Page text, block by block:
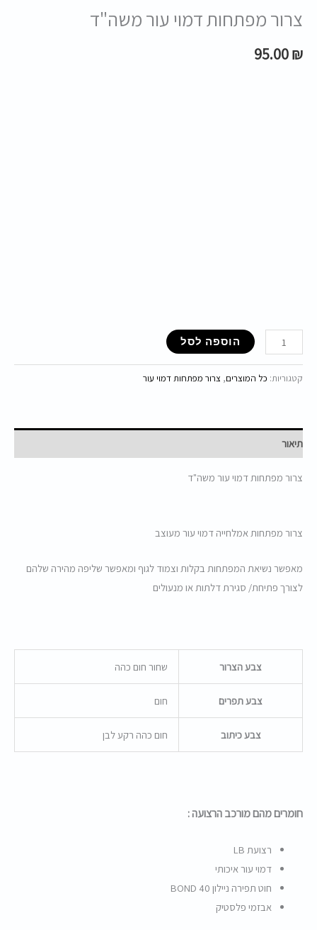
צרור מפתחות דמוי עור משה"ד
95.00₪
הוספה לסל
קטגוריות: כל המוצרים, צרור מפתחות דמוי עור
תיאור
צרור מפתחות דמוי עור משה"ד
צרור מפתחות אמלחייה דמוי עור מעוצב
מאפשר נשיאת המפתחות בקלות וצמוד לגוף ומאפשר שליפה מהירה שלהם
לצורך פתיחת/ סגירת דלתות או מנעולים
צבע הצרור שחור חום כהה
צבע תפרים חום
צבע כיתוב חום כהה רקע לבן
חומרים מהם מורכב הרצועה :
רצועת LB
דמוי עור איכותי
חוט תפירה ניילון BOND 40
אבזמי פלסטיק